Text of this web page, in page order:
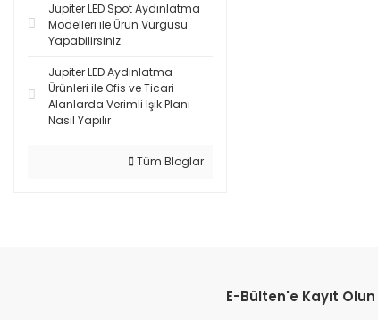
Jupiter LED Spot Aydınlatma
Modelleri ile Ürün Vurgusu
Yapabilirsiniz
Jupiter LED Aydınlatma
Ürünleri ile Ofis ve Ticari
Alanlarda Verimli Işık Planı
Nasıl Yapılır
Tüm Bloglar
E-Bülten'e Kayıt Olun